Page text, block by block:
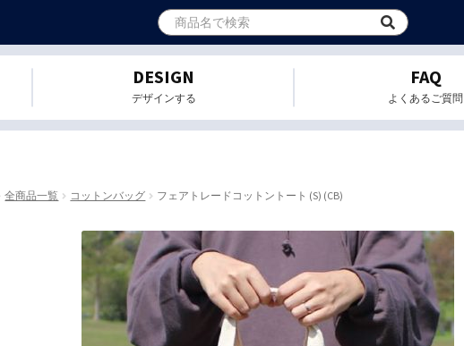
DESIGN
デザインする
FAQ
よくあるご質問
全商品一覧 コットンバッグ フェアトレードコットントート (S) (CB)